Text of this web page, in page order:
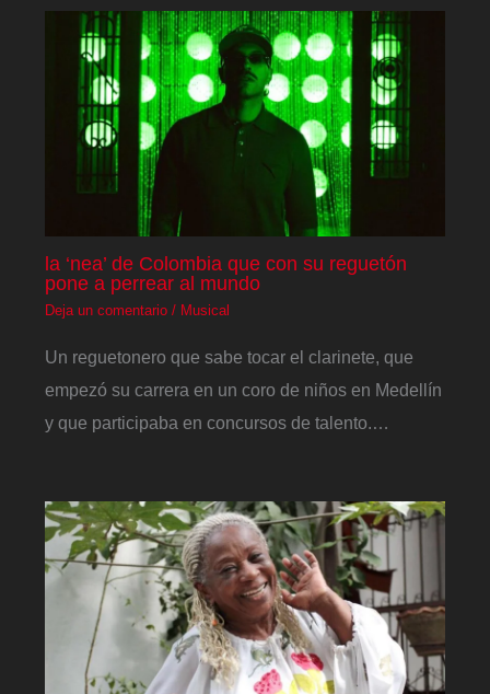
la ‘nea’ de Colombia que con su reguetón
pone a perrear al mundo
Deja un comentario / Musical
Un reguetonero que sabe tocar el clarinete, que
empezó su carrera en un coro de niños en Medellín
y que participaba en concursos de talento.…